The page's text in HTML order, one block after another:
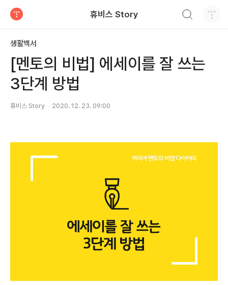
휴비스 Story
생활백서
[멘토의 비법] 에세이를 잘 쓰는
3단계 방법
휴비스 Story 2020. 12. 23. 09:00